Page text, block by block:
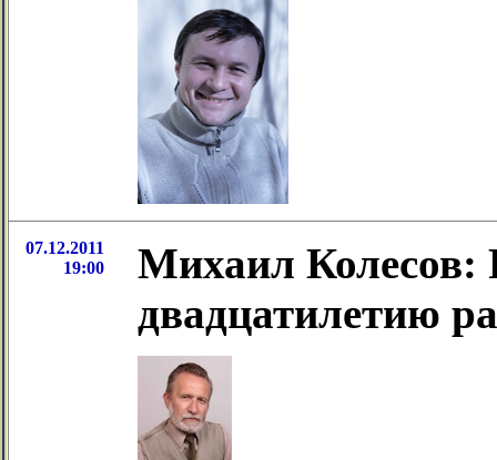
07.12.2011
19:00
Михаил Колесов:
двадцатилетию